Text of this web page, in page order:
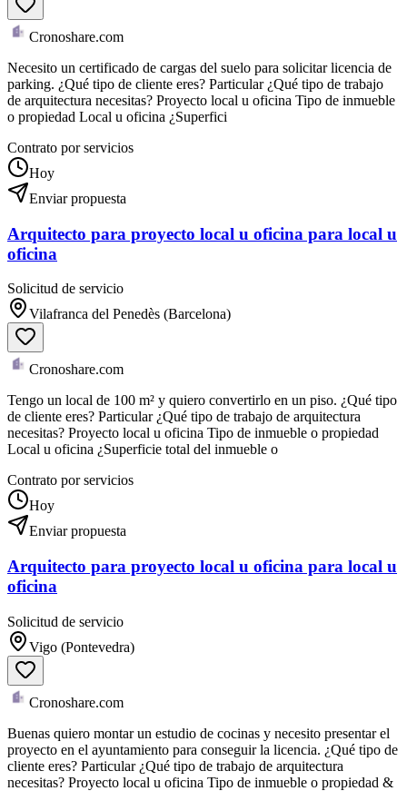
Cronoshare.com
Necesito un certificado de cargas del suelo para solicitar licencia de
parking. ¿Qué tipo de cliente eres? Particular ¿Qué tipo de trabajo
de arquitectura necesitas? Proyecto local u oficina Tipo de inmueble
o propiedad Local u oficina ¿Superfici
Contrato por servicios
Hoy
Enviar propuesta
Arquitecto para proyecto local u oficina para local u
oficina
Solicitud de servicio
Vilafranca del Penedès (Barcelona)
Cronoshare.com
Tengo un local de 100 m² y quiero convertirlo en un piso. ¿Qué tipo
de cliente eres? Particular ¿Qué tipo de trabajo de arquitectura
necesitas? Proyecto local u oficina Tipo de inmueble o propiedad
Local u oficina ¿Superficie total del inmueble o
Contrato por servicios
Hoy
Enviar propuesta
Arquitecto para proyecto local u oficina para local u
oficina
Solicitud de servicio
Vigo (Pontevedra)
Cronoshare.com
Buenas quiero montar un estudio de cocinas y necesito presentar el
proyecto en el ayuntamiento para conseguir la licencia. ¿Qué tipo de
cliente eres? Particular ¿Qué tipo de trabajo de arquitectura
necesitas? Proyecto local u oficina Tipo de inmueble o propiedad &